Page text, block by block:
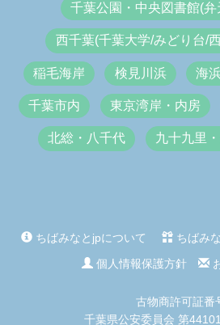
千葉公園・中央図書館(
西千葉(千葉大学/みどり台/
稲毛海岸 検見川浜 海
千葉市内 東京湾岸・内房
北総・八千代 九十九里
ちばみなとjpについて ちばみ
個人情報保護方針
古物商許可証番
千葉県公安委員会 第